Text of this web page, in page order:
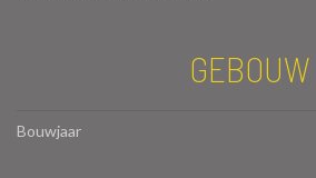
GEBOUW
Bouwjaar